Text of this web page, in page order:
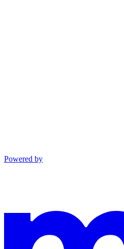
Powered by